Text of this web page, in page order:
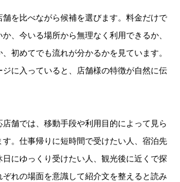
を比べながら候補を選びます。料金だけで
、今いる場所から無理なく利用できるか、
初めてでも流れが分かるかを見ています。
ジに入っていると、店舗様の特徴が自然に伝
舗では、移動手段や利用目的によって見ら
。仕事帰りに短時間で受けたい人、宿泊先
日にゆっくり受けたい人、観光後に近くで探
ぞれの場面を意識して紹介文を整えると読み